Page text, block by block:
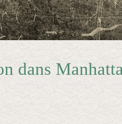
dans